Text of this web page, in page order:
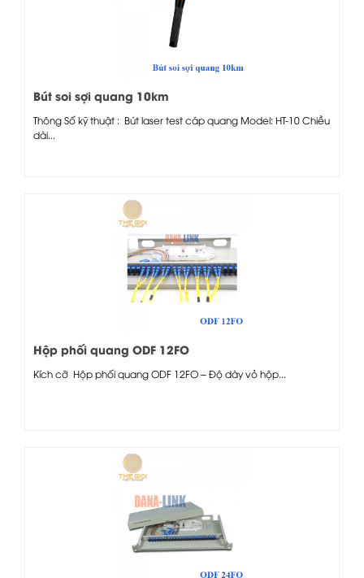
Bút soi sợi quang 10km
Thông Số kỹ thuật : Bút laser test cáp quang Model: HT-10 Chiều
dài...
Hộp phối quang ODF 12FO
Kích cỡ Hộp phối quang ODF 12FO – Độ dày vỏ hộp...